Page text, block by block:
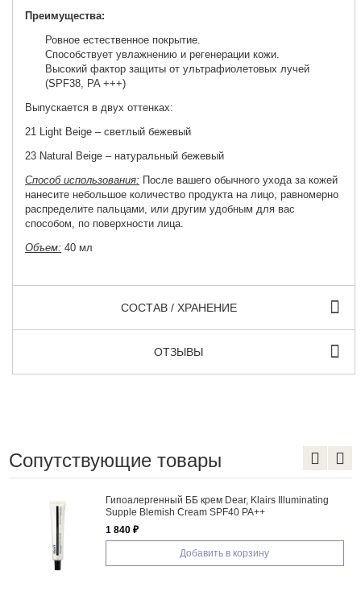
Преимущества:
Ровное естественное покрытие.
Способствует увлажнению и регенерации кожи.
Высокий фактор защиты от ультрафиолетовых лучей
(SPF38, PA +++)
Выпускается в двух оттенках:
21 Light Beige – светлый бежевый
23 Natural Beige – натуральный бежевый
Способ использования: После вашего обычного ухода за кожей
нанесите небольшое количество продукта на лицо, равномерно
распределите пальцами, или другим удобным для вас
способом, по поверхности лица.
Объем: 40 мл
СОСТАВ / ХРАНЕНИЕ
ОТЗЫВЫ
Сопутствующие товары
Гипоалергенный ББ крем Dear, Klairs Illuminating
Supple Blemish Cream SPF40 PA++
1 840 ₽
Добавить в корзину